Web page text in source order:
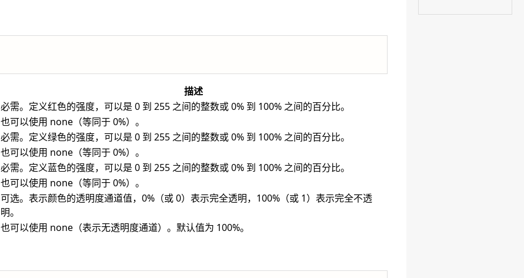
描述
必需。定义红色的强度，可以是 0 到 255 之间的整数或 0% 到 100% 之间的百分比。
也可以使用 none（等同于 0%）。
必需。定义绿色的强度，可以是 0 到 255 之间的整数或 0% 到 100% 之间的百分比。
也可以使用 none（等同于 0%）。
必需。定义蓝色的强度，可以是 0 到 255 之间的整数或 0% 到 100% 之间的百分比。
也可以使用 none（等同于 0%）。
可选。表示颜色的透明度通道值，0%（或 0）表示完全透明，100%（或 1）表示完全不透
明。
也可以使用 none（表示无透明度通道）。默认值为 100%。